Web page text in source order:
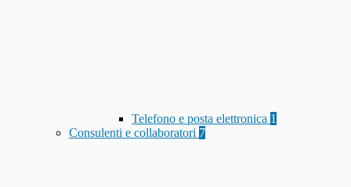
Telefono e posta elettronica 1
Consulenti e collaboratori 7